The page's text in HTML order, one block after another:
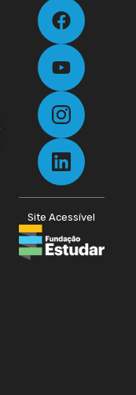
Site Acessível